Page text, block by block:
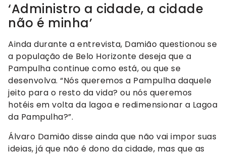
‘Administro a cidade, a cidade
não é minha’
Ainda durante a entrevista, Damião questionou se
a população de Belo Horizonte deseja que a
Pampulha continue como está, ou que se
desenvolva. “Nós queremos a Pampulha daquele
jeito para o resto da vida? ou nós queremos
hotéis em volta da lagoa e redimensionar a Lagoa
da Pampulha?”.
Álvaro Damião disse ainda que não vai impor suas
ideias, já que não é dono da cidade, mas que as